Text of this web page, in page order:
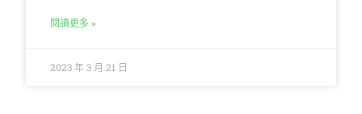
閱讀更多 »
2023 年 3 月 21 日